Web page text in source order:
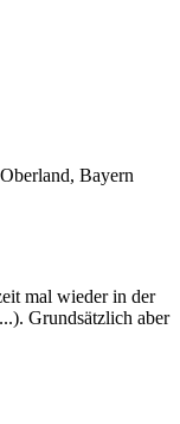
Bayern
mal wieder in der
Grundsätzlich aber